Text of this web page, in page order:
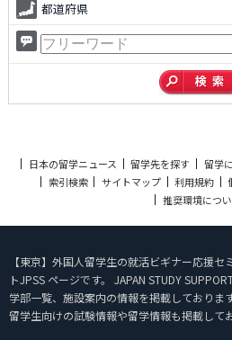
都道府県
日本の留学ニュース 留学先を探す 留学
索引検索
サイトマップ 利用規約
推奨環境につ
【東京】外国人留学生の就活ビギナー応援セ
トJPSS ページです。 JAPAN STUDY
学部一覧、施設案内の情報を掲載しておりま
留学生向けの試験情報や留学情報も掲載して